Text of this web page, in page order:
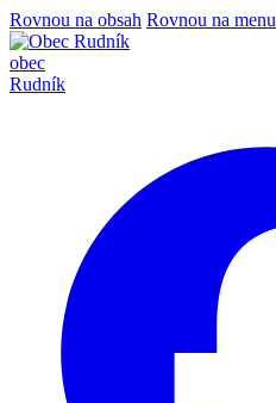
Rovnou na obsah Rovnou na menu
obec
Rudník